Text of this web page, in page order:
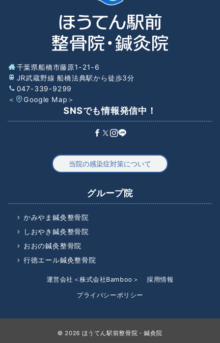
千葉県船橋市藤原1-21-6
JR武蔵野線 船橋法典駅から徒歩3分
047-339-9299
＜
Google Map ＞
SNSでも情報発信中！
当院の感染症対策について
グループ院
かみやま鍼灸整骨院
しおやき鍼灸整骨院
おおの鍼灸整骨院
行徳エール鍼灸整骨院
運営会社＜株式会社Bamboo＞ 採用情報
プライバシーポリシー
© 2026 ほうてん駅前整骨院・鍼灸院